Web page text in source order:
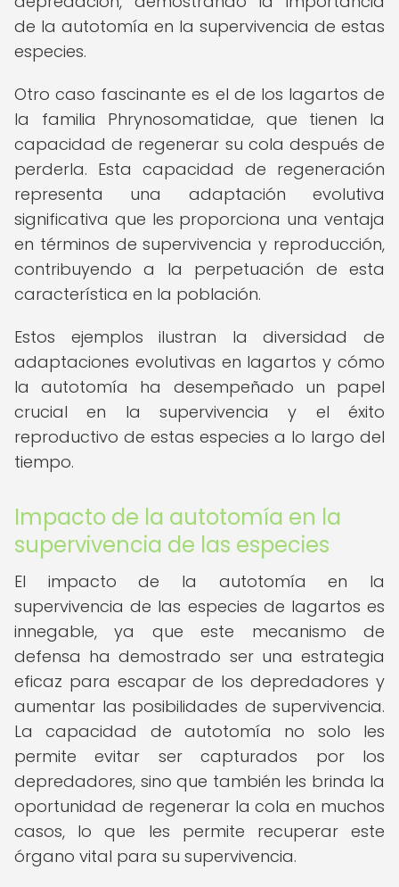
de la autotomía en la supervivencia de estas
especies.
Otro caso fascinante es el de los lagartos de
la familia Phrynosomatidae, que tienen la
capacidad de regenerar su cola después de
perderla. Esta capacidad de regeneración
representa una adaptación evolutiva
significativa que les proporciona una ventaja
en términos de supervivencia y reproducción,
contribuyendo a la perpetuación de esta
característica en la población.
Estos ejemplos ilustran la diversidad de
adaptaciones evolutivas en lagartos y cómo
la autotomía ha desempeñado un papel
crucial en la supervivencia y el éxito
reproductivo de estas especies a lo largo del
tiempo.
Impacto de la autotomía en la
supervivencia de las especies
El impacto de la autotomía en la
supervivencia de las especies de lagartos es
innegable, ya que este mecanismo de
defensa ha demostrado ser una estrategia
eficaz para escapar de los depredadores y
aumentar las posibilidades de supervivencia.
La capacidad de autotomía no solo les
permite evitar ser capturados por los
depredadores, sino que también les brinda la
oportunidad de regenerar la cola en muchos
casos, lo que les permite recuperar este
órgano vital para su supervivencia.